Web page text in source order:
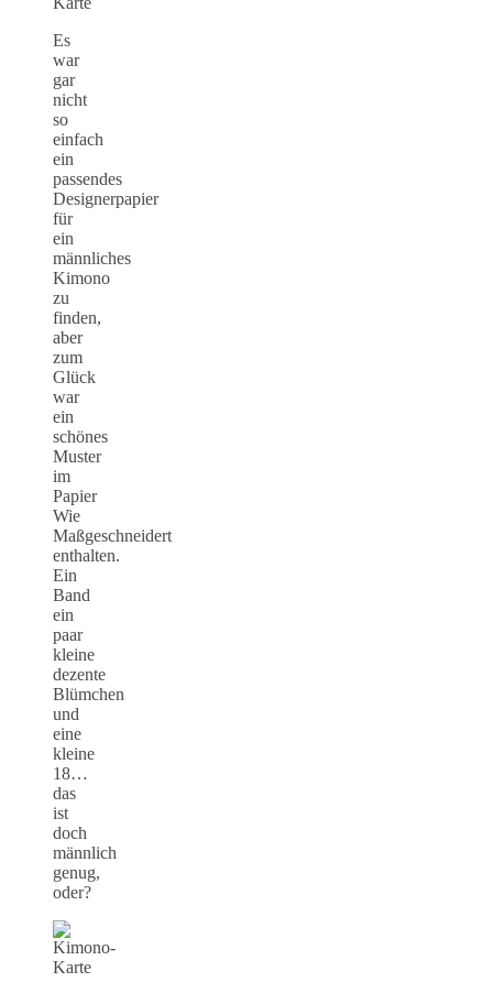
Es
war
gar
nicht
so
einfach
ein
passendes
Designerpapier
für
ein
männliches
Kimono
zu
finden,
aber
zum
Glück
war
ein
schönes
Muster
im
Papier
Wie
Maßgeschneidert
enthalten.
Ein
Band
ein
paar
kleine
dezente
Blümchen
und
eine
kleine
18…
das
ist
doch
männlich
genug,
oder?